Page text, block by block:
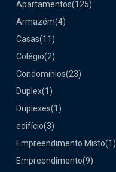
Apartamentos(125)
Armazém(4)
Casas(11)
Colégio(2)
Condomínios(23)
Duplex(1)
Duplexes(1)
edifício(3)
Empreendimento Misto(1)
Empreendimento(9)